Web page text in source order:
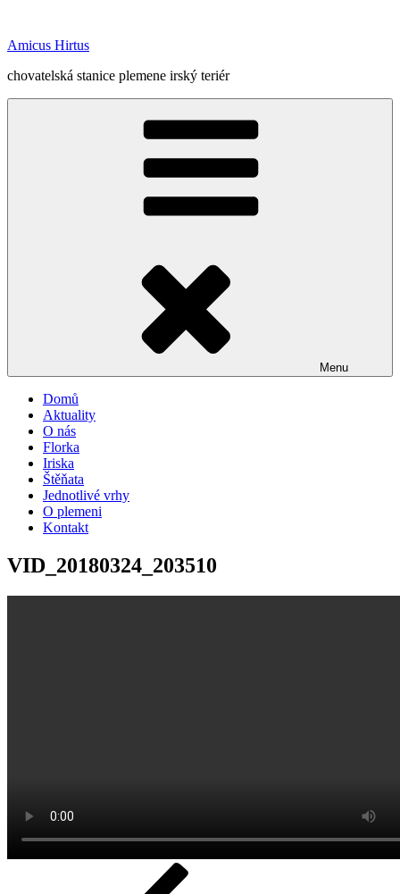
obsahu
Amicus Hirtus
chovatelská stanice plemene irský teriér
Menu
Domů
Aktuality
O nás
Florka
Iriska
Štěňata
Jednotlivé vrhy
O plemeni
Kontakt
VID_20180324_203510